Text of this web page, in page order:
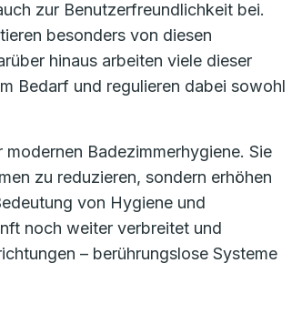
zur Benutzerfreundlichkeit bei.
besonders von diesen
hinaus arbeiten viele dieser
Bedarf und regulieren dabei sowohl
Badezimmerhygiene. Sie
zu reduzieren, sondern erhöhen
von Hygiene und
noch weiter verbreitet und
– berührungslose Systeme